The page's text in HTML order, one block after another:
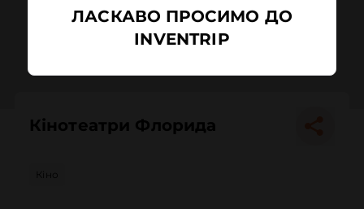
Кінотеатри Флорида
Кіно
ЛАСКАВО ПРОСИМО ДО
INVENTRIP